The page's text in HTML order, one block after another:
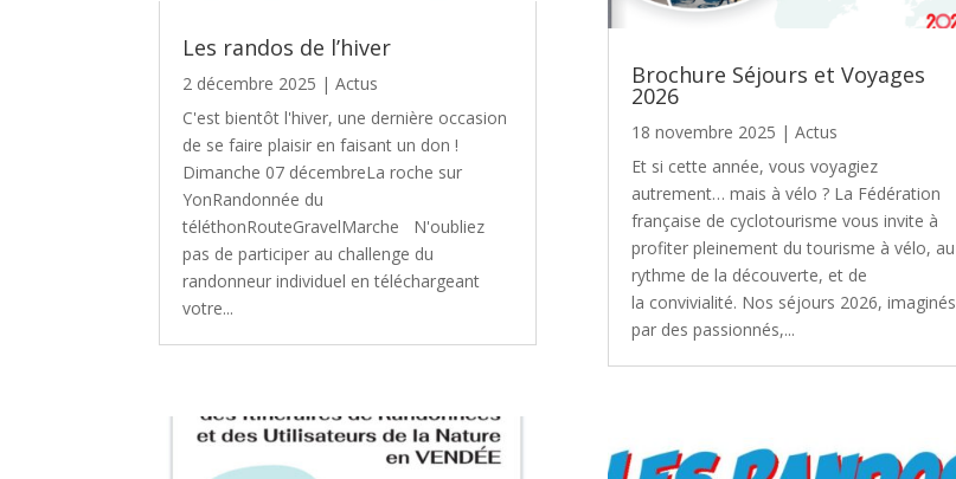
Les randos de l’hiver
2 décembre 2025 |Actus
C'est bientôt l'hiver, une dernière occasion
de se faire plaisir en faisant un don !
Dimanche 07 décembreLa roche sur
YonRandonnée du
téléthonRouteGravelMarche N'oubliez
pas de participer au challenge du
randonneur individuel en téléchargeant
votre...
Brochure Séjours et Voyages
2026
18 novembre 2025 | Actus
Et si cette année, vous voyagiez
autrement… mais à vélo ? La Fédération
française de cyclotourisme vous invite à
profiter pleinement du tourisme à vélo, au
rythme de la découverte, et de
la convivialité. Nos séjours 2026, imaginés
par des passionnés,...